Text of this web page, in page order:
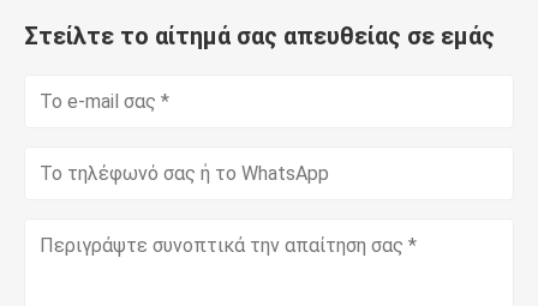
Στείλτε το αίτημά σας απευθείας σε εμάς